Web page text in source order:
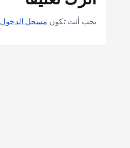
يجب أنت تكون مسجل الدخول